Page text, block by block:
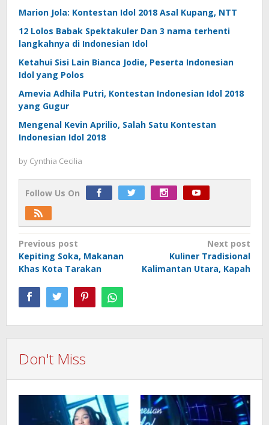
Marion Jola: Kontestan Idol 2018 Asal Kupang, NTT
12 Lolos Babak Spektakuler Dan 3 nama terhenti
langkahnya di Indonesian Idol
Ketahui Sisi Lain Bianca Jodie, Peserta Indonesian
Idol yang Polos
Amevia Adhila Putri, Kontestan Indonesian Idol 2018
yang Gugur
Mengenal Kevin Aprilio, Salah Satu Kontestan
Indonesian Idol 2018
by Cynthia Cecilia
Follow Us On
Post
navigation
Previous post
Kepiting Soka, Makanan
Khas Kota Tarakan
Next post
Kuliner Tradisional
Kalimantan Utara, Kapah
Don't Miss